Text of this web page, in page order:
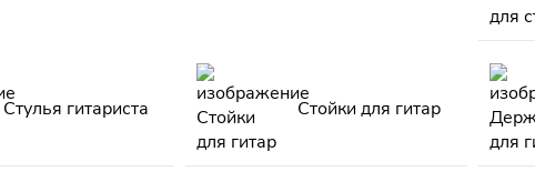
Стулья гитариста Стойки для гитар